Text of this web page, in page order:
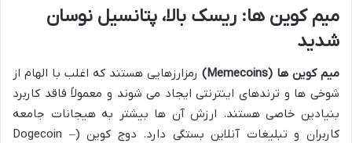
میم کوین ها: ریسک بالا، پتانسیل نوسان
شدید
میم کوین ها (Memecoins)
رمزارزهایی هستند که اغلب با الهام از
شوخی ها و ترندهای اینترنتی ایجاد می شوند و معمولاً فاقد کاربرد
بنیادین خاصی هستند. ارزش آن ها بیشتر به هیجانات جامعه
کاربران و تبلیغات آنلاین بستگی دارد. دوج کوین (Dogecoin –